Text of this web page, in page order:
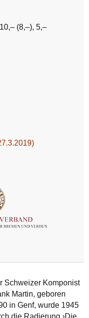
(8,–), 5,–
Schweizer Komponist
Martin, geboren
in Genf, wurde 1945